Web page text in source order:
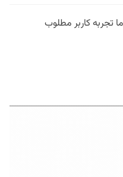
تجربه کاربر مطلوب